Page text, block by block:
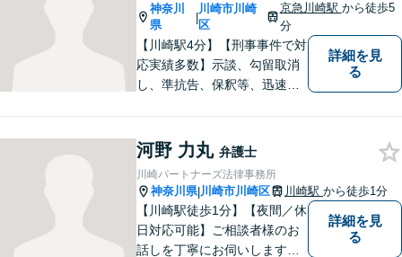
神奈川
県
|
川崎市川崎
区
京急川崎駅 から徒歩5
分
【川崎駅4分】【刑事事件で対
応実績多数】示談、勾留取消
し、準抗告、保釈等、迅速な
速な対応が求められる場合に
は、複数名の弁護士で対応い
たします。まずはお気軽にご
相談を！
詳細を見
る
河野 力丸 弁護士
川崎パートナーズ法律事務所
神奈川県|川崎市川崎区 川崎駅 から徒歩1分
【川崎駅徒歩1分】【夜間／休
日対応可能】ご相談者様のお
話しを丁寧にお伺いします。
詳細を見
る